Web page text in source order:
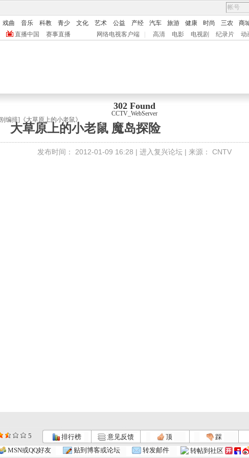
戏曲 音乐 科教 青少 文化 艺术 公益 产经 汽车 旅游 健康 时尚 三农 商
直播中国 赛事直播 网络电视客户端 高清 电影 电视剧 纪录片 动
302 Found
CCTV_WebServer
编排]《大草原上的小老鼠》
大草原上的小老鼠 魔岛探险
发布时间： 2012-01-09 16:28 | 进入复兴论坛 | 来源： CNTV
5 排行榜 意见反馈 顶 踩
MSN或QQ好友 贴到博客或论坛 转发邮件 转帖到社区
上的... 大草原上的... 大草原上的... 大草原上的...